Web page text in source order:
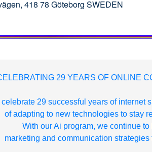
418 78 Göteborg SWEDEN
29 YEARS OF ONLINE
29 successful years of internet
of adapting to new technologies to stay
With our Ai program, we continue
marketing and communication